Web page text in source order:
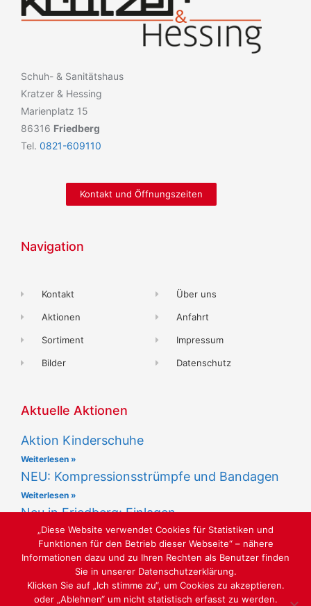
Schuh- & Sanitätshaus
Kratzer & Hessing
Marienplatz 15
86316 Friedberg
Tel. 0821-609110
Kontakt und Öffnungszeiten
Navigation
Kontakt
Aktionen
Sortiment
Bilder
Über uns
Anfahrt
Impressum
Datenschutz
Aktuelle Aktionen
Aktion Kinderschuhe
Weiterlesen »
NEU: Kompressionsstrümpfe und Bandagen
Weiterlesen »
Neu in Friedberg: Einlagen
Weiterlesen »
„Diese Website verwendet Cookies für Statistiken und
Funktionen für den Betrieb dieser Webseite“ – nähere
Informationen dazu und zu Ihren Rechten als Benutzer finden
Sie in unserer Datenschutzerklärung.
Klicken Sie auf „Ich stimme zu“, um Cookies zu akzeptieren.
oder „Ablehnen“ um nicht statistisch erfasst zu werden.